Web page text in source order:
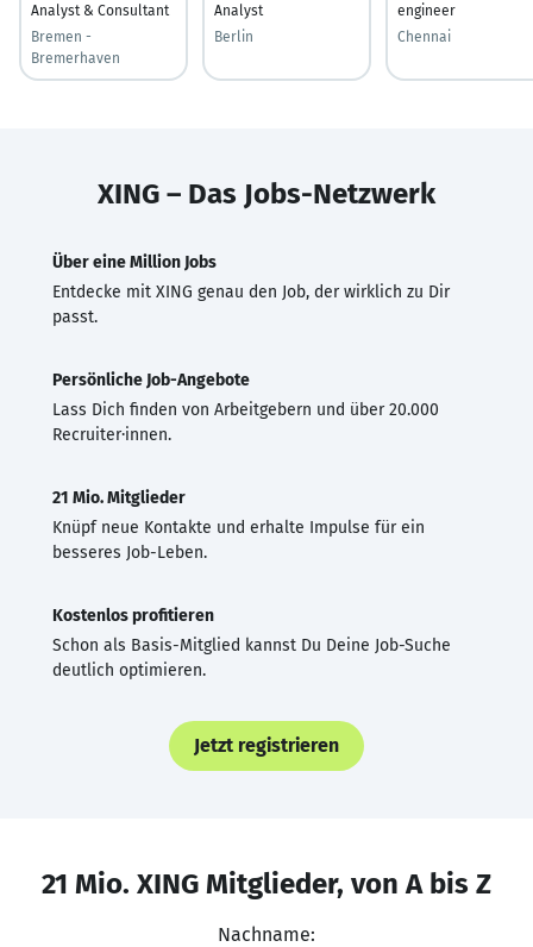
Analyst & Consultant
Bremen -
Bremerhaven
Analyst
Berlin
engineer
Chennai
XING – Das Jobs-Netzwerk
Über eine Million Jobs
Entdecke mit XING genau den Job, der wirklich zu Dir
passt.
Persönliche Job-Angebote
Lass Dich finden von Arbeitgebern und über 20.000
Recruiter·innen.
21 Mio. Mitglieder
Knüpf neue Kontakte und erhalte Impulse für ein
besseres Job-Leben.
Kostenlos profitieren
Schon als Basis-Mitglied kannst Du Deine Job-Suche
deutlich optimieren.
Jetzt registrieren
21 Mio. XING Mitglieder, von A bis Z
Nachname: